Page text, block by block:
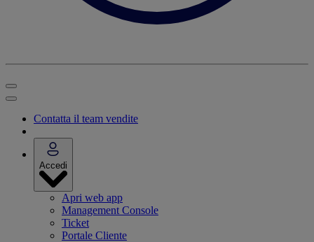
Contatta il team vendite
Accedi
Apri web app
Management Console
Ticket
Portale Cliente